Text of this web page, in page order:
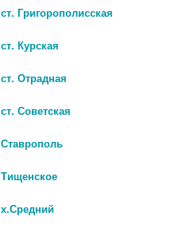
ПРОКЛАДКИ УРОЛОГИЧ.
ст. Григорополисская
ст. Курская
ст. Отрадная
ст. Советская
Ставрополь
Тищенское
х.Средний